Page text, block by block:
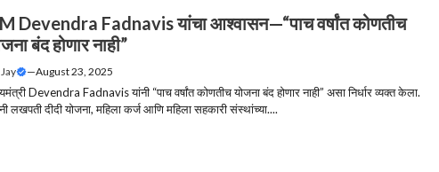
Devendra Fadnavis यांचा आश्वासन—“पाच वर्षांत कोणतीच
बंद होणार नाही”
Jay —August 23, 2025
Devendra Fadnavis यांनी “पाच वर्षांत कोणतीच योजना बंद होणार नाही” असा निर्धार व्यक्त केला.
लखपती दीदी योजना, महिला कर्ज आणि महिला सहकारी संस्थांच्या....